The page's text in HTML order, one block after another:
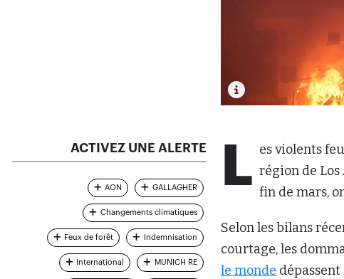
L es violents
région de Los
fin de mars,
Selon les bilans
courtage, les
le monde
ACTIVEZ UNE ALERTE
AON GALLAGHER
Changements climatiques
Feux de forêt Indemnisation
International MUNICH RE